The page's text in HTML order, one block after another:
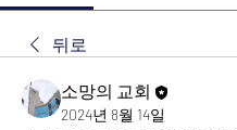
뒤로
소망의 교회
2024년 8월 14일